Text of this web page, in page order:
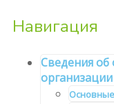
Навигация
Сведения об
организации